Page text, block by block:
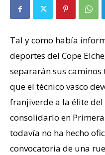
Tal y como había
deportes del Cope
separarán sus
que el técnico vasco
franjiverde a la élite
consolidarlo en
todavía no ha hecho
convocatoria de una